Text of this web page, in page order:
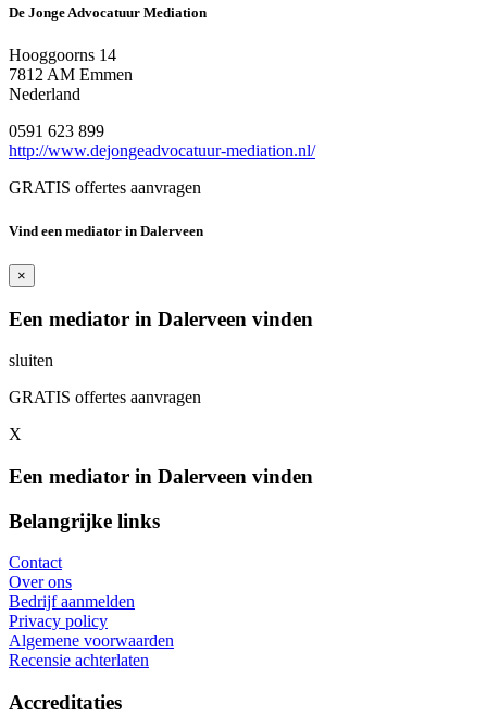
De Jonge Advocatuur Mediation
Hooggoorns 14
7812 AM Emmen
Nederland
0591 623 899
http://www.dejongeadvocatuur-mediation.nl/
GRATIS offertes aanvragen
Vind een mediator in Dalerveen
×
Een mediator in Dalerveen vinden
sluiten
GRATIS offertes aanvragen
X
Een mediator in Dalerveen vinden
Belangrijke links
Contact
Over ons
Bedrijf aanmelden
Privacy policy
Algemene voorwaarden
Recensie achterlaten
Accreditaties